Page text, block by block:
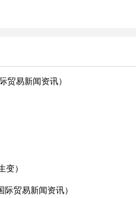
贸易新闻资讯）
变）
贸易新闻资讯）